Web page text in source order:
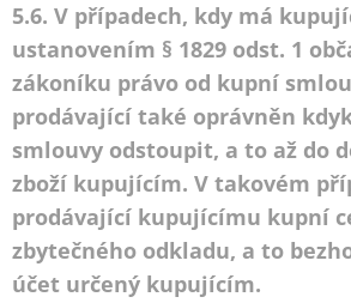
5.6. V případech, kdy má
ustanovením § 1829 odst. 1
zákoníku právo od kupní
prodávající také oprávněn
smlouvy odstoupit, a to až do
zboží kupujícím. V takovém
prodávající kupujícímu kupní
zbytečného odkladu, a to
účet určený kupujícím.